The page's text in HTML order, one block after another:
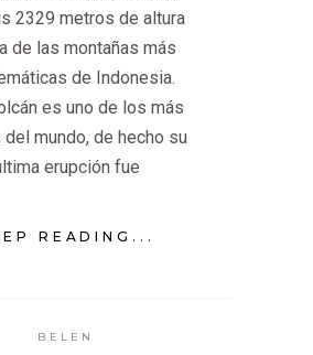
2329 metros de altura
de las montañas más
de Indonesia.
es uno de los más
mundo, de hecho su
erupción fue
READING...
BELEN